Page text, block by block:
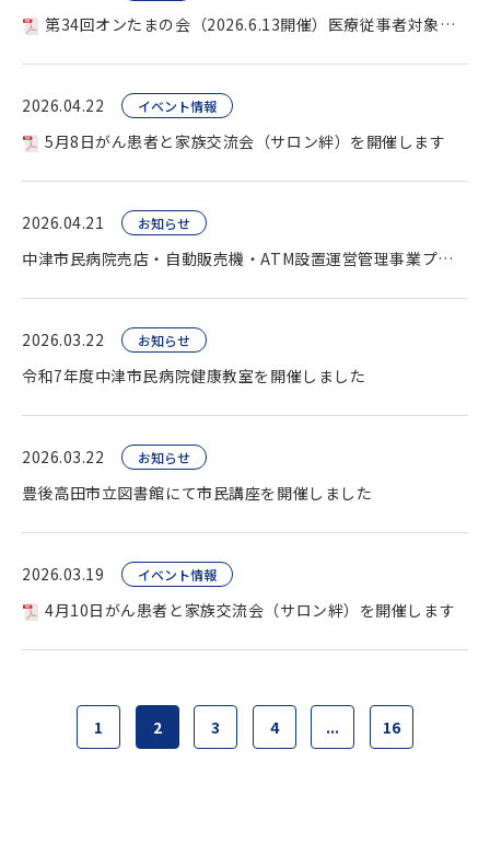
第34回オンたまの会（2026.6.13開催）医療従事者対象を開催します。
2026.04.22 イベント情報
5月8日がん患者と家族交流会（サロン絆）を開催します
2026.04.21 お知らせ
中津市民病院売店・自動販売機・ATM設置運営管理事業プロポーザル（公告）
2026.03.22 お知らせ
令和7年度中津市民病院健康教室を開催しました
2026.03.22 お知らせ
豊後高田市立図書館にて市民講座を開催しました
2026.03.19 イベント情報
4月10日がん患者と家族交流会（サロン絆）を開催します
1 2 3 4 ... 16